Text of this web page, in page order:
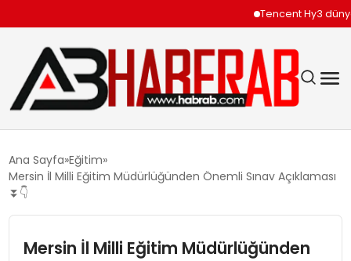
Tencent Hy3 dünya
EKONOMI
Ana Sayfa Eğitim
Mersin İl Milli Eğitim Müdürlüğünden Önemli Sınav Açıklaması
⏬👇
Mersin İl Milli Eğitim Müdürlüğünden